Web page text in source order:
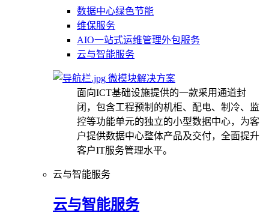
数据中心绿色节能
维保服务
AIO一站式运维管理外包服务
云与智能服务
微模块解决方案
面向ICT基础设施提供的一款采用通道封
闭，包含工程预制的机柜、配电、制冷、监
控等功能单元的独立的小型数据中心，为客
户提供数据中心整体产品及交付，全面提升
客户IT服务管理水平。
云与智能服务
云与智能服务